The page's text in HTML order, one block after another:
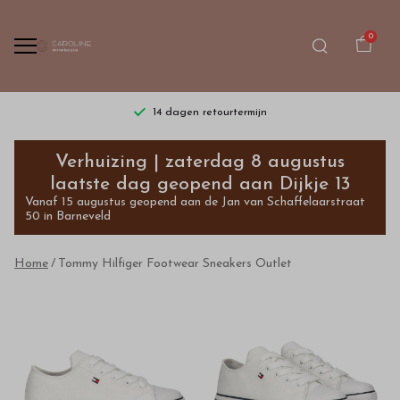
0
14 dagen retourtermijn
Tommy
Hilfiger
Footwear
Sneakers
kinderkleding
Verhuizing | zaterdag 8 augustus
laatste dag geopend aan Dijkje 13
Vanaf 15 augustus geopend aan de Jan van Schaffelaarstraat
50 in Barneveld
Home Tommy Hilfiger Footwear Sneakers Outlet